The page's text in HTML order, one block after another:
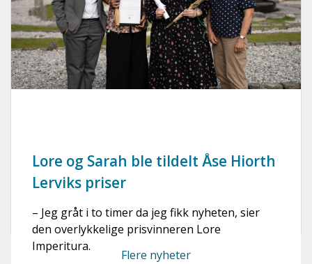
Lore og Sarah ble tildelt Åse Hiorth
Lerviks priser
– Jeg gråt i to timer da jeg fikk nyheten, sier
den overlykkelige prisvinneren Lore
Imperitura.
Flere nyheter